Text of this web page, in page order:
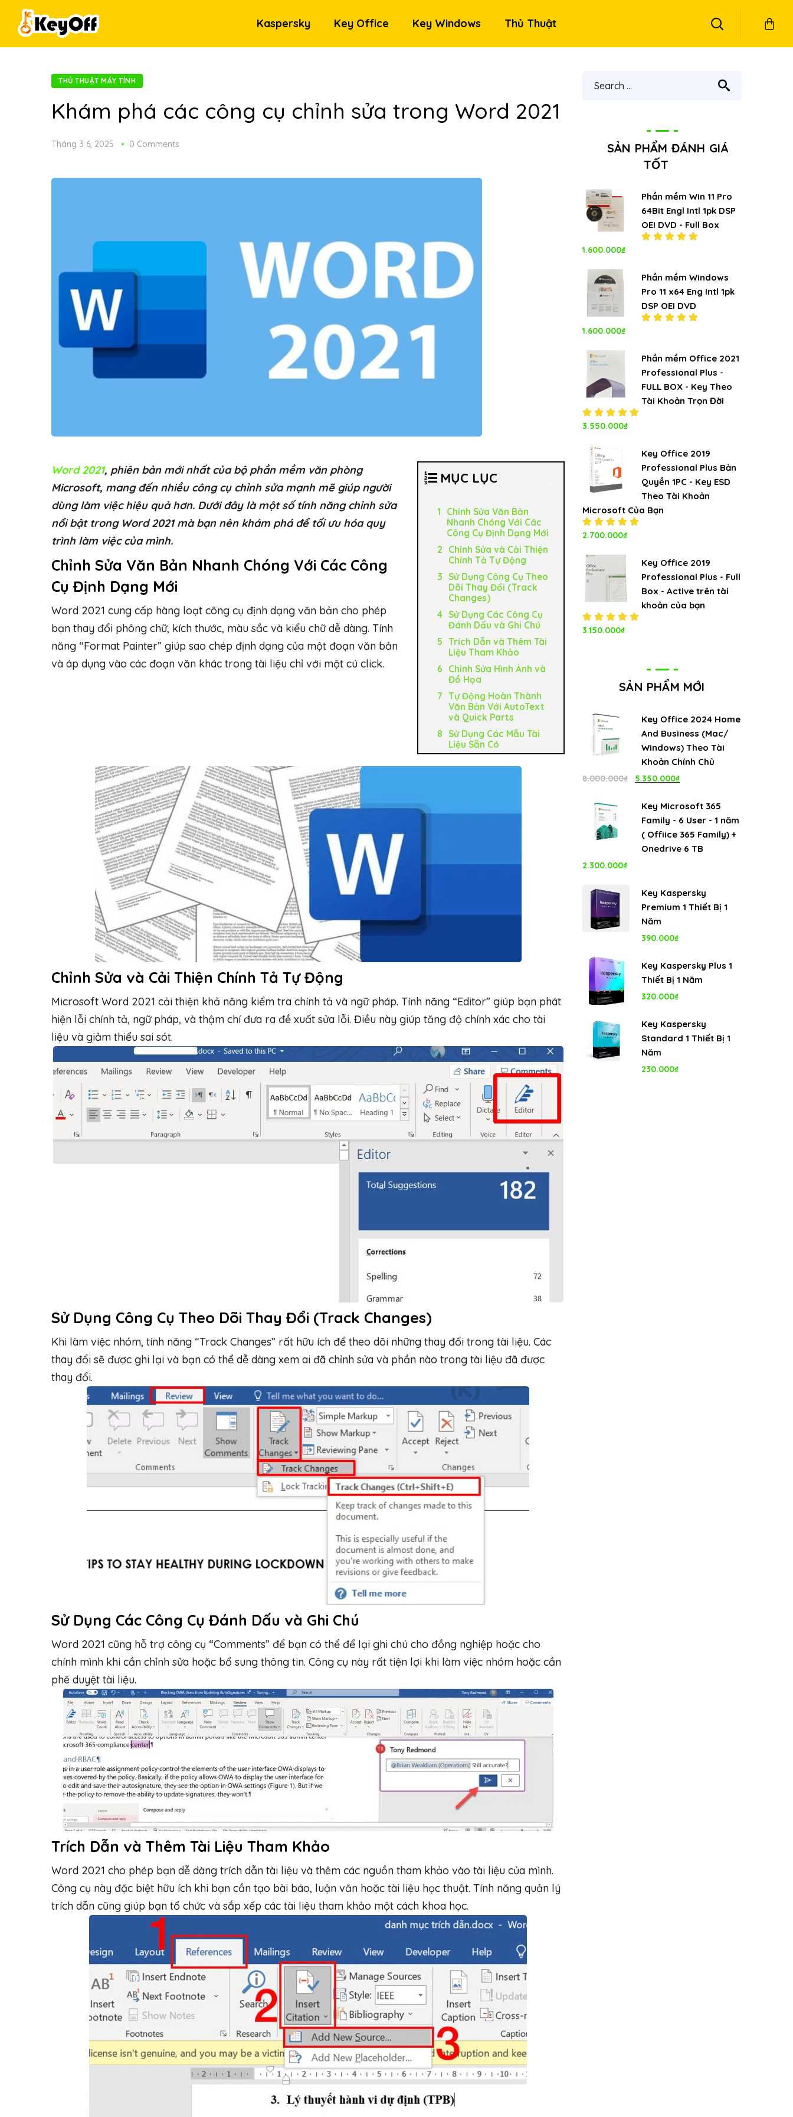
Kaspersky Key Office Key Windows Thủ Thuật
THỦ THUẬT MÁY TÍNH
Khám phá các công cụ chỉnh sửa trong Word 2021
Tháng 3 6, 2025 0 Comments
MỤC LỤC
Chỉnh Sửa Văn Bản
Nhanh Chóng Với Các
Công Cụ Định Dạng Mới
Chỉnh Sửa và Cải Thiện
Chính Tả Tự Động
Sử Dụng Công Cụ Theo
Dõi Thay Đổi (Track
Changes)
Sử Dụng Các Công Cụ
Đánh Dấu và Ghi Chú
Trích Dẫn và Thêm Tài
Liệu Tham Khảo
Chỉnh Sửa Hình Ảnh và
Đồ Họa
Tự Động Hoàn Thành
Văn Bản Với AutoText
và Quick Parts
Sử Dụng Các Mẫu Tài
Liệu Sẵn Có
Word 2021, phiên bản mới nhất của bộ phần mềm văn phòng
Microsoft, mang đến nhiều công cụ chỉnh sửa mạnh mẽ giúp người
dùng làm việc hiệu quả hơn. Dưới đây là một số tính năng chỉnh sửa
nổi bật trong Word 2021 mà bạn nên khám phá để tối ưu hóa quy
trình làm việc của mình.
Chỉnh Sửa Văn Bản Nhanh Chóng Với Các Công
Cụ Định Dạng Mới
Word 2021 cung cấp hàng loạt công cụ định dạng văn bản cho phép
bạn thay đổi phông chữ, kích thước, màu sắc và kiểu chữ dễ dàng. Tính
năng “Format Painter” giúp sao chép định dạng của một đoạn văn bản
và áp dụng vào các đoạn văn khác trong tài liệu chỉ với một cú click.
Chỉnh Sửa và Cải Thiện Chính Tả Tự Động
Microsoft Word 2021 cải thiện khả năng kiểm tra chính tả và ngữ pháp. Tính năng “Editor” giúp bạn phát
hiện lỗi chính tả, ngữ pháp, và thậm chí đưa ra đề xuất sửa lỗi. Điều này giúp tăng độ chính xác cho tài
liệu và giảm thiểu sai sót.
Sử Dụng Công Cụ Theo Dõi Thay Đổi (Track Changes)
Khi làm việc nhóm, tính năng “Track Changes” rất hữu ích để theo dõi những thay đổi trong tài liệu. Các
thay đổi sẽ được ghi lại và bạn có thể dễ dàng xem ai đã chỉnh sửa và phần nào trong tài liệu đã được
thay đổi.
Sử Dụng Các Công Cụ Đánh Dấu và Ghi Chú
Word 2021 cũng hỗ trợ công cụ “Comments” để bạn có thể để lại ghi chú cho đồng nghiệp hoặc cho
chính mình khi cần chỉnh sửa hoặc bổ sung thông tin. Công cụ này rất tiện lợi khi làm việc nhóm hoặc cần
phê duyệt tài liệu.
Trích Dẫn và Thêm Tài Liệu Tham Khảo
Word 2021 cho phép bạn dễ dàng trích dẫn tài liệu và thêm các nguồn tham khảo vào tài liệu của mình.
Công cụ này đặc biệt hữu ích khi bạn cần tạo bài báo, luận văn hoặc tài liệu học thuật. Tính năng quản lý
trích dẫn cũng giúp bạn tổ chức và sắp xếp các tài liệu tham khảo một cách khoa học.
SẢN PHẨM ĐÁNH GIÁ
TỐT
Phần mềm Win 11 Pro
64Bit Engl Intl 1pk DSP
OEI DVD - Full Box
sao
1.600.000₫
Phần mềm Windows
Pro 11 x64 Eng Intl 1pk
DSP OEI DVD
sao
1.600.000₫
Phần mềm Office 2021
Professional Plus -
FULL BOX - Key Theo
Tài Khoản Trọn Đời
Được xếp
sao
3.550.000₫
Key Office 2019
Professional Plus Bản
Quyền 1PC - Key ESD
Theo Tài Khoản
Microsoft Của Bạn
Được xếp
sao
2.700.000₫
Key Office 2019
Professional Plus - Full
Box - Active trên tài
khoản của bạn
Được xếp
3.150.000₫
SẢN PHẨM MỚI
Key Office 2024 Home
And Business (Mac/
Windows) Theo Tài
Khoản Chính Chủ
8.000.000₫
Giá
là:
8.000.000₫.
5.350.000₫
tại
là:
5.350.000₫.
Key Microsoft 365
Family - 6 User - 1 năm
( Offiice 365 Family) +
Onedrive 6 TB
2.300.000₫
Key Kaspersky
Premium 1 Thiết Bị 1
Năm
390.000₫
Key Kaspersky Plus 1
Thiết Bị 1 Năm
320.000₫
Key Kaspersky
Standard 1 Thiết Bị 1
Năm
230.000₫